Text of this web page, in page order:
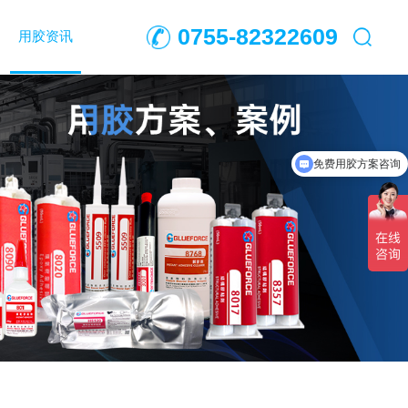
用胶资讯 0755-82322609
免费用胶方案咨询